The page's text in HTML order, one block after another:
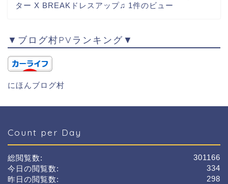
ター X BREAKドレスアップ♫ 1件のビュー
▼ブログ村PVランキング▼
にほんブログ村
Count per Day
301166
総閲覧数:
334
今日の閲覧数:
298
昨日の閲覧数: